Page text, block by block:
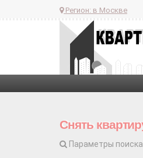
Регион: в Москве
Снять
Параметры